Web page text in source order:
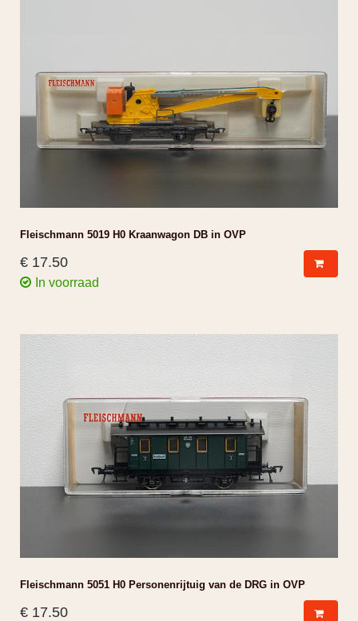
Fleischmann 5019 H0 Kraanwagon DB in OVP
€ 17.50
In voorraad
Fleischmann 5051 H0 Personenrijtuig van de DRG in OVP
€ 17.50